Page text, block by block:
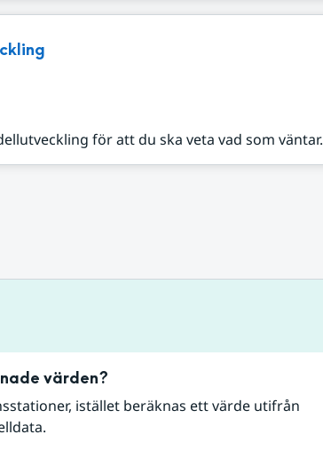
för att du ska veta vad som väntar.
värden?
istället beräknas ett värde utifrån